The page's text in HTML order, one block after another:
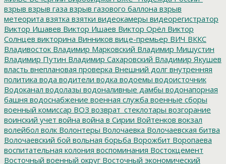
взрыв взрыв газа взрыв газового баллона взрыв
метеорита взятка взятки видеокамеры видеорегистратор
Виктор Ишавев Виктор Ишаев Виктор Орёл Виктор
Солнцев викторина Винников вице-премьер ВИЧ ВККС
Владивосток Владимир Марковский Владимир Мишустин
Владимир Путин Владимир Сахаровский Владимир Якушев
власть внеплановая проверка Внешний долг внутренняя
политика вода водители водка водоемы водоисточник
Водоканал водолазы водоналивные дамбы водонапорная
башня водоснабжение военная служба военные сборы
военный комиссар ВОЗ возврат_стеклотары возгорание
воинский учет война война в Сирии Войтенков вокзал
волейбол волк Волонтеры Волочаевка Волочаевская битва
Волочаевский бой вольная борьба Ворожбит Воропаева
воспитательная колония воспоминания Востокцемент
Восточный военный округ Восточный экономический